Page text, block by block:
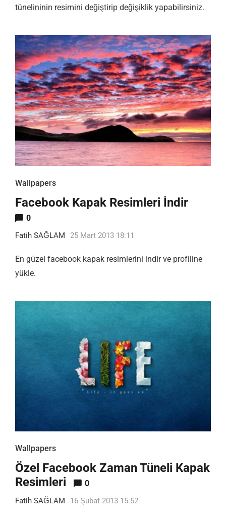
tünelininin resimini değiştirip değişiklik yapabilirsiniz.
Wallpapers
Facebook Kapak Resimleri İndir
0
Fatih SAĞLAM 25 Mart 2013 18:11
En güzel facebook kapak resimlerini indir ve profiline
yükle.
Wallpapers
Özel Facebook Zaman Tüneli Kapak
Resimleri
0
Fatih SAĞLAM 16 Şubat 2013 15:52